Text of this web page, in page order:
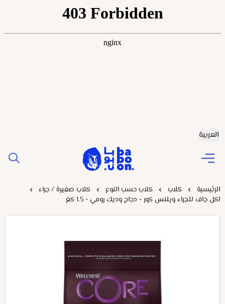
العربية
Baboonstore
الرئيسية كلاب كلاب حسب النوع
كلاب صغيرة / جراء
اكل جاف للجراء ويلنس كور - دجاج وديك رومي - 1.5 كغ